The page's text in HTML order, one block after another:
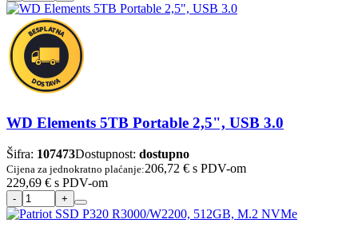
WD Elements 5TB Portable 2,5", USB 3.0
Šifra: 107473Dostupnost: dostupno
Cijena za jednokratno plaćanje:206,72 € s PDV-om
229,69 € s PDV-om